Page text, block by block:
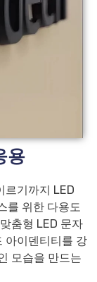
용
르기까지 LED
를 위한 다용도
춤형 LED 문자
아이덴티티를 강
모습을 만드는